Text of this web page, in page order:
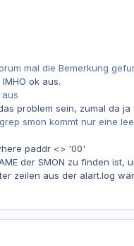
mal die Bemerkung
ok aus.
problem sein, zumal da
smon kommt nur eine
paddr <> '00'
der SMON zu finden ist,
zeilen aus der alart.log